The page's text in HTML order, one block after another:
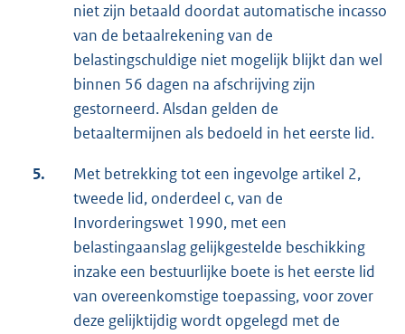
niet zijn betaald doordat automatische incasso
van de betaalrekening van de
belastingschuldige niet mogelijk blijkt dan wel
binnen 56 dagen na afschrijving zijn
gestorneerd. Alsdan gelden de
betaaltermijnen als bedoeld in het eerste lid.
5.
Met betrekking tot een ingevolge artikel 2,
tweede lid, onderdeel c, van de
Invorderingswet 1990, met een
belastingaanslag gelijkgestelde beschikking
inzake een bestuurlijke boete is het eerste lid
van overeenkomstige toepassing, voor zover
deze gelijktijdig wordt opgelegd met de